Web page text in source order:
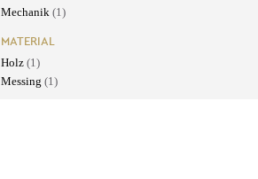
Mechanik (1)
MATERIAL
Holz (1)
Messing (1)